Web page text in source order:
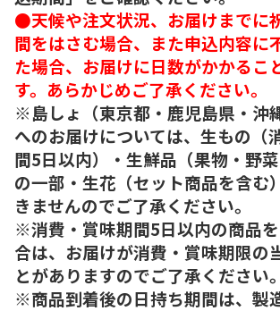
●天候や注文状況、お届けまでに
間をはさむ場合、また申込内容に
た場合、お届けに日数がかかるこ
す。あらかじめご了承ください。
※島しょ（東京都・鹿児島県・沖
へのお届けについては、生もの（
間5日以内）・生鮮品（果物・野菜
の一部・生花（セット商品を含む
きませんのでご了承ください。
※消費・賞味期間5日以内の商品
合は、お届けが消費・賞味期限の
とがありますのでご了承ください。
※商品到着後の日持ち期間は、製